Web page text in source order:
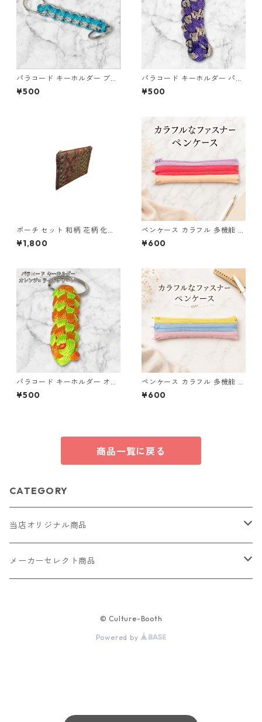
パラコード キーホルダー ブル
ー グレー ホワイト 編み込み s
36 アウトドア
¥500
パラコード キーホルダー パー
プル ベージュ系 編み込み s34
¥500
ポーチ セット 和柄 花柄 化粧
ポーチ 小物入れ マチあり マチ
なし o63 布小物 ハンドメイド
¥1,800
ペンケース カラフル 多機能 筆
箱 ファスナー6本 s9
¥600
パラコード キーホルダー オレ
ンジ ライトグリーン 編み込み
s25
¥500
ペンケース カラフル 多機能 筆
箱 ファスナー6本 s10
¥600
商品一覧に戻る
CATEGORY
当店オリジナル商品
レザー（革）
メーカーセレクト商品
© Culture-Booth
Powered by